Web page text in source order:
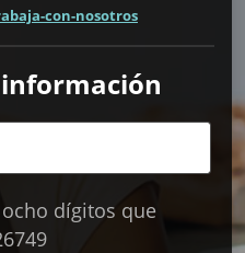
con-nosotros
dígitos que